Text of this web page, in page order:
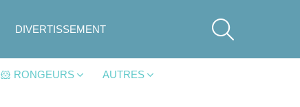
DIVERTISSEMENT
🐹 RONGEURS AUTRES